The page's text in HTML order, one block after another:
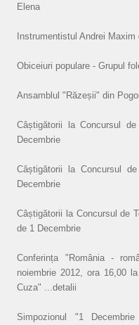
Elena
Instrumentistul Andrei Maxim
Obiceiuri populare - Grupul
Ansamblul "Răzeșii" din
Câștigătorii la Concursul
Decembrie
Câștigătorii la Concursul
Decembrie
Câștigătorii la Concursul de
de 1 Decembrie
Conferința "România -
noiembrie 2012, ora 16,00
Cuza" ...detalii
Simpozionul "1